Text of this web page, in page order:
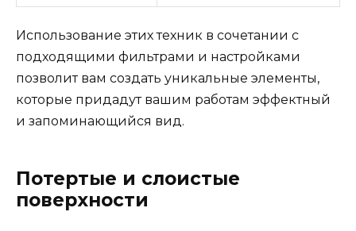
Использование этих техник в сочетании с
подходящими фильтрами и настройками
позволит вам создать уникальные элементы,
которые придадут вашим работам эффектный
и запоминающийся вид.
Потертые и слоистые
поверхности